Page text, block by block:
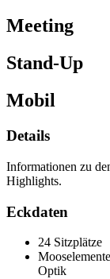
Meeting
Stand-Up
Mobil
Details
Informationen zu
Highlights.
Eckdaten
24 Sitzplätze
Optik